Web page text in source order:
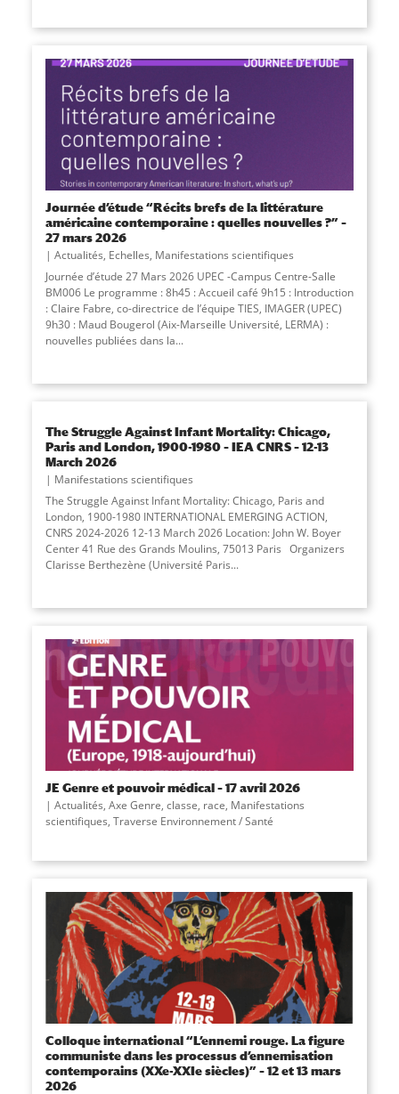
Journée d’étude “Récits brefs de la littérature
américaine contemporaine : quelles nouvelles ?” –
27 mars 2026
Actualités, Echelles, Manifestations scientifiques
Journée d’étude 27 Mars 2026 UPEC -Campus Centre-Salle
BM006 Le programme : 8h45 : Accueil café 9h15 : Introduction
: Claire Fabre, co-directrice de l’équipe TIES, IMAGER (UPEC)
9h30 : Maud Bougerol (Aix-Marseille Université, LERMA) :
nouvelles publiées dans la...
The Struggle Against Infant Mortality: Chicago,
Paris and London, 1900-1980 – IEA CNRS – 12-13
March 2026
Manifestations scientifiques
The Struggle Against Infant Mortality: Chicago, Paris and
London, 1900-1980 INTERNATIONAL EMERGING ACTION,
CNRS 2024-2026 12-13 March 2026 Location: John W. Boyer
Center 41 Rue des Grands Moulins, 75013 Paris Organizers
Clarisse Berthezène (Université Paris...
JE Genre et pouvoir médical – 17 avril 2026
Actualités, Axe Genre, classe, race, Manifestations
scientifiques, Traverse Environnement / Santé
Colloque international “L’ennemi rouge. La figure
communiste dans les processus d’ennemisation
contemporains (XXe-XXIe siècles)” – 12 et 13 mars
2026